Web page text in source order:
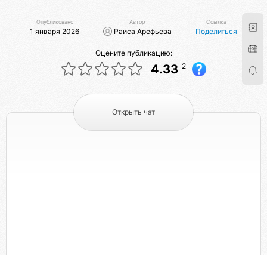
Опубликовано
1 января 2026
Автор
Раиса Арефьева
Ссылка
Поделиться
Оцените публикацию:
4.33 2
Открыть чат